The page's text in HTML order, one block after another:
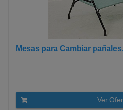
Mesas para Cambiar
Ver